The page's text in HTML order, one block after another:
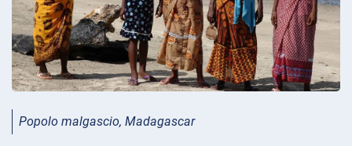
Popolo malgascio, Madagascar